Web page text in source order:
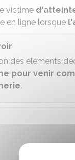
victime
en ligne lorsque
des éléments
pour venir
.